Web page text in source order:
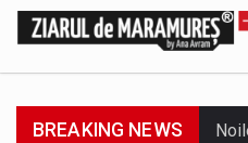
BREAKING NEWS